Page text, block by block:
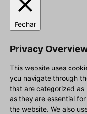
Fechar
Privacy
This website uses
you navigate through
that are categorized as
as they are essential
the website. We also